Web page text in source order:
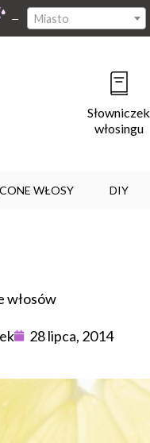
– Miasto
Słowniczek
włosingu
WŁOSY DIY
włosów
28 lipca, 2014